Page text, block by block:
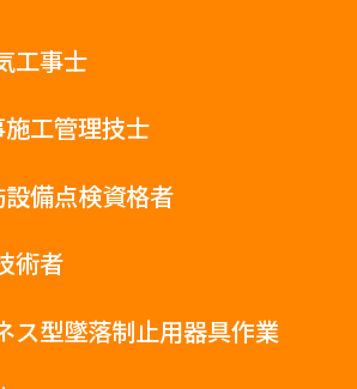
工事士
工管理技士
備点検資格者
術者
ス型墜落制止用器具作業